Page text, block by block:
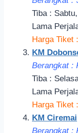
Tiba :
Lama
Harga Tiket
KM
Berangkat :
Tiba :
Lama
Harga Tiket
KM Ciremai
Berangkat :